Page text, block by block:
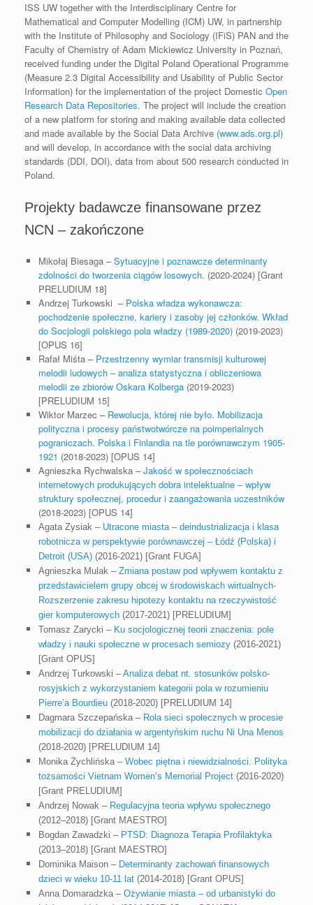
ISS UW together with the Interdisciplinary Centre for
Mathematical and Computer Modelling (ICM) UW, in partnership
with the Institute of Philosophy and Sociology (IFiS) PAN and the
Faculty of Chemistry of Adam Mickiewicz University in Poznań,
received funding under the Digital Poland Operational Programme
(Measure 2.3 Digital Accessibility and Usability of Public Sector
Information) for the implementation of the project Domestic Open
Research Data Repositories. The project will include the creation
of a new platform for storing and making available data collected
and made available by the Social Data Archive (www.ads.org.pl)
and will develop, in accordance with the social data archiving
standards (DDI, DOI), data from about 500 research conducted in
Poland.
Projekty badawcze finansowane przez
NCN – zakończone
Mikołaj Biesaga –Sytuacyjne i poznawcze determinanty
zdolności do tworzenia ciągów losowych. (2020-2024) [Grant
PRELUDIUM 18]
Andrzej Turkowski – Polska władza wykonawcza:
pochodzenie społeczne, kariery i zasoby jej członków. Wkład
do Socjologii polskiego pola władzy (1989-2020)(2019-2023)
[OPUS 16]
Rafał Miśta – Przestrzenny wymiar transmisji kulturowej
melodii ludowych – analiza statystyczna i obliczeniowa
melodii ze zbiorów Oskara Kolberga(2019-2023)
[PRELUDIUM 15]
Wiktor Marzec – Rewolucja, której nie było. Mobilizacja
polityczna i procesy państwotwórcze na poimperialnych
pograniczach. Polska i Finlandia na tle porównawczym 1905-
1921 (2018-2023) [OPUS 14]
Agnieszka Rychwalska –Jakość w społecznościach
internetowych produkujących dobra intelektualne – wpływ
struktury społecznej, procedur i zaangażowania uczestników
(2018-2023) [OPUS 14]
Agata Zysiak – Utracone miasta – deindustrializacja i klasa
robotnicza w perspektywie porównawczej – Łódź (Polska) i
Detroit (USA)(2016-2021) [Grant FUGA]
Agnieszka Mulak – Zmiana postaw pod wpływem kontaktu z
przedstawicielem grupy obcej w środowiskach wirtualnych-
Rozszerzenie zakresu hipotezy kontaktu na rzeczywistość
gier komputerowych(2017-2021) [PRELUDIUM]
Tomasz Zarycki – Ku socjologicznej teorii znaczenia: pole
władzy i nauki społeczne w procesach semiozy(2016-2021)
[Grant OPUS]
Andrzej Turkowski –Analiza debat nt. stosunków polsko-
rosyjskich z wykorzystaniem kategorii pola w rozumieniu
Pierre’a Bourdieu(2018-2020) [PRELUDIUM 14]
Dagmara Szczepańska – Rola sieci społecznych w procesie
mobilizacji do działania w argentyńskim ruchu Ni Una Menos
(2018-2020) [PRELUDIUM 14]
Monika Żychlińska – Wobec piętna i niewidzialności. Polityka
tożsamości Vietnam Women’s Memorial Project(2016-2020)
[Grant PRELUDIUM]
Andrzej Nowak – Regulacyjna teoria wpływu społecznego
(2012–2018) [Grant MAESTRO]
Bogdan Zawadzki – PTSD: Diagnoza Terapia Profilaktyka
(2013–2018) [Grant MAESTRO]
Dominika Maison – Determinanty zachowań finansowych
dzieci w wieku 10-11 lat(2014-2018) [Grant OPUS]
Anna Domaradzka – Ożywianie miasta – od urbanistyki do